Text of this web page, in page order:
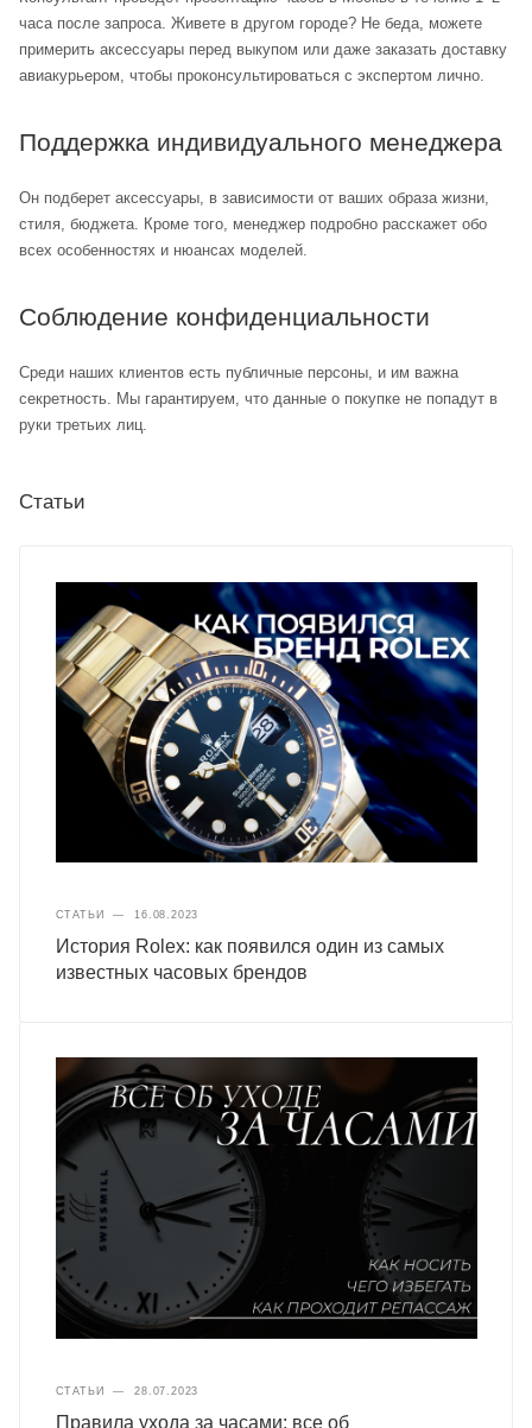
часа после запроса. Живете в другом городе? Не беда, можете
примерить аксессуары перед выкупом или даже заказать доставку
авиакурьером, чтобы проконсультироваться с экспертом лично.
Поддержка индивидуального менеджера
Он подберет аксессуары, в зависимости от ваших образа жизни,
стиля, бюджета. Кроме того, менеджер подробно расскажет обо
всех особенностях и нюансах моделей.
Соблюдение конфиденциальности
Среди наших клиентов есть публичные персоны, и им важна
секретность. Мы гарантируем, что данные о покупке не попадут в
руки третьих лиц.
Статьи
СТАТЬИ — 16.08.2023
История Rolex: как появился один из самых
известных часовых брендов
СТАТЬИ — 28.07.2023
Правила ухода за часами: все об